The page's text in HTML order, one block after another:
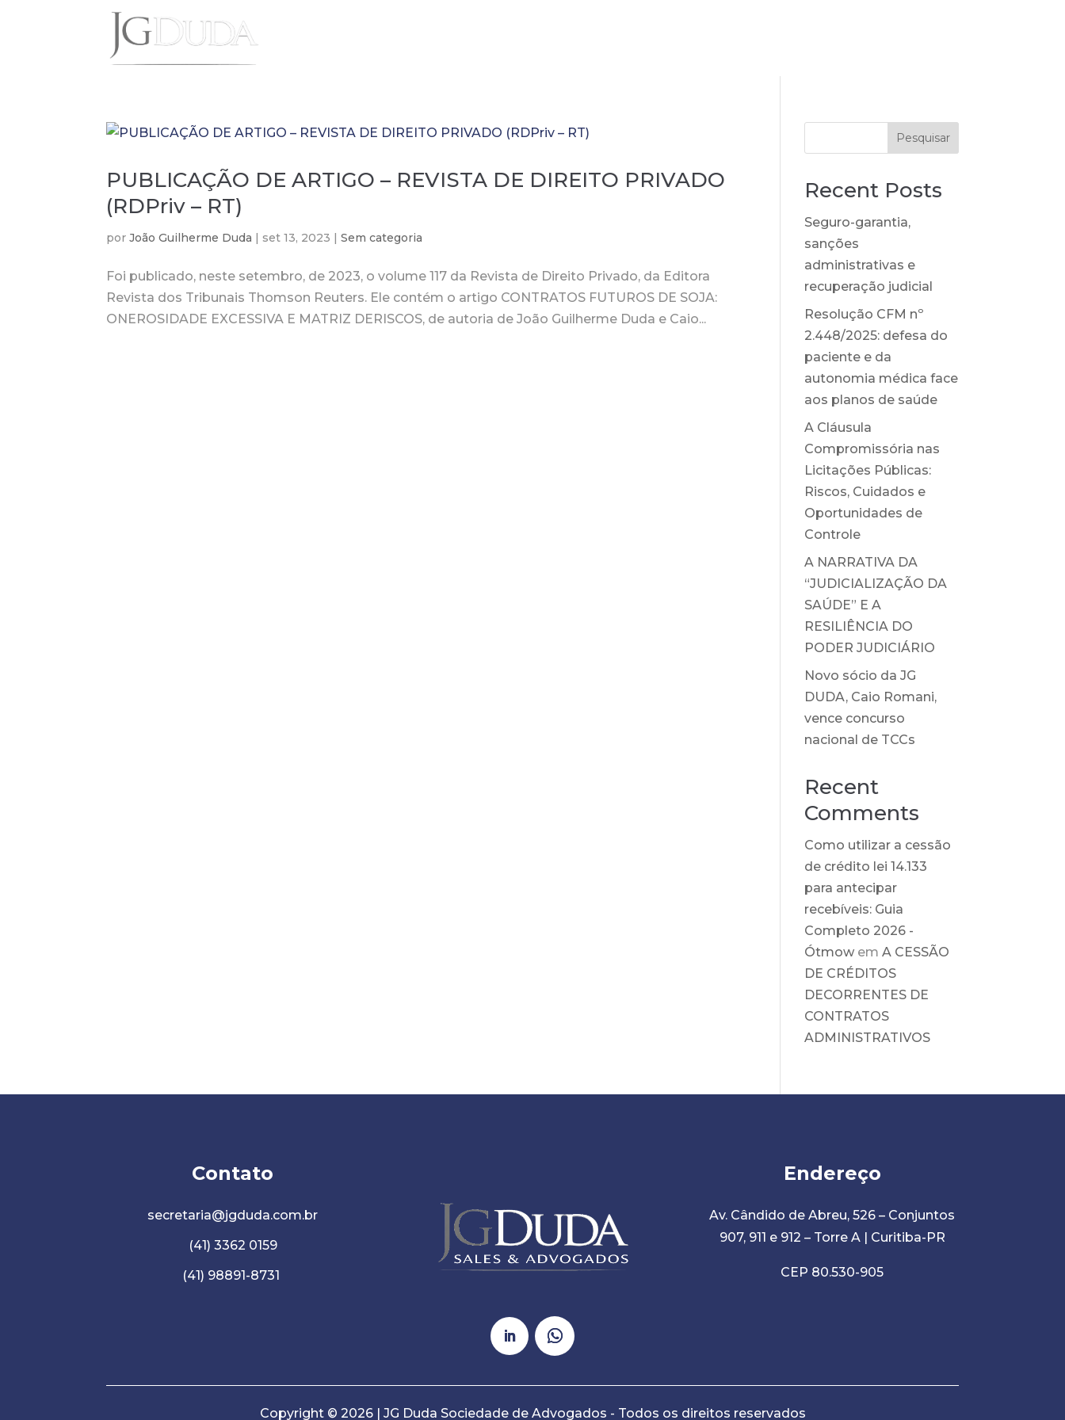
PUBLICAÇÃO DE ARTIGO – REVISTA DE DIREITO PRIVADO
(RDPriv – RT)
porJoão Guilherme Duda |set 13, 2023 |Sem categoria
Foi publicado, neste setembro, de 2023, o volume 117 da Revista de Direito Privado, da Editora
Revista dos Tribunais Thomson Reuters. Ele contém o artigo CONTRATOS FUTUROS DE SOJA:
ONEROSIDADE EXCESSIVA E MATRIZ DERISCOS, de autoria de João Guilherme Duda e Caio...
Pesquisar
Recent Posts
Seguro-garantia,
sanções
administrativas e
recuperação judicial
Resolução CFM nº
2.448/2025: defesa do
paciente e da
autonomia médica face
aos planos de saúde
A Cláusula
Compromissória nas
Licitações Públicas:
Riscos, Cuidados e
Oportunidades de
Controle
A NARRATIVA DA
“JUDICIALIZAÇÃO DA
SAÚDE” E A
RESILIÊNCIA DO
PODER JUDICIÁRIO
Novo sócio da JG
DUDA, Caio Romani,
vence concurso
nacional de TCCs
Recent
Comments
Como utilizar a cessão
de crédito lei 14.133
para antecipar
recebíveis: Guia
Completo 2026 -
Ótmow emA CESSÃO
DE CRÉDITOS
DECORRENTES DE
CONTRATOS
ADMINISTRATIVOS
Contato
secretaria@jgduda.com.br
(41) 3362 0159
(41) 98891-8731
Endereço
Av. Cândido de Abreu, 526 – Conjuntos
907, 911 e 912 – Torre A | Curitiba-PR
CEP 80.530-905
Copyright © 2026 | JG Duda Sociedade de Advogados - Todos os direitos reservados